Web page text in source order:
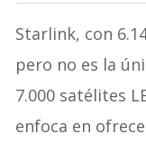
Starlink, con
pero no es la
7.000 satélites
enfoca en